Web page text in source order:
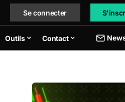
Se connecter
Outils Contact